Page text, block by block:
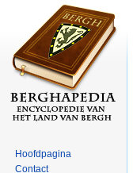
Hoofdpagina
Contact